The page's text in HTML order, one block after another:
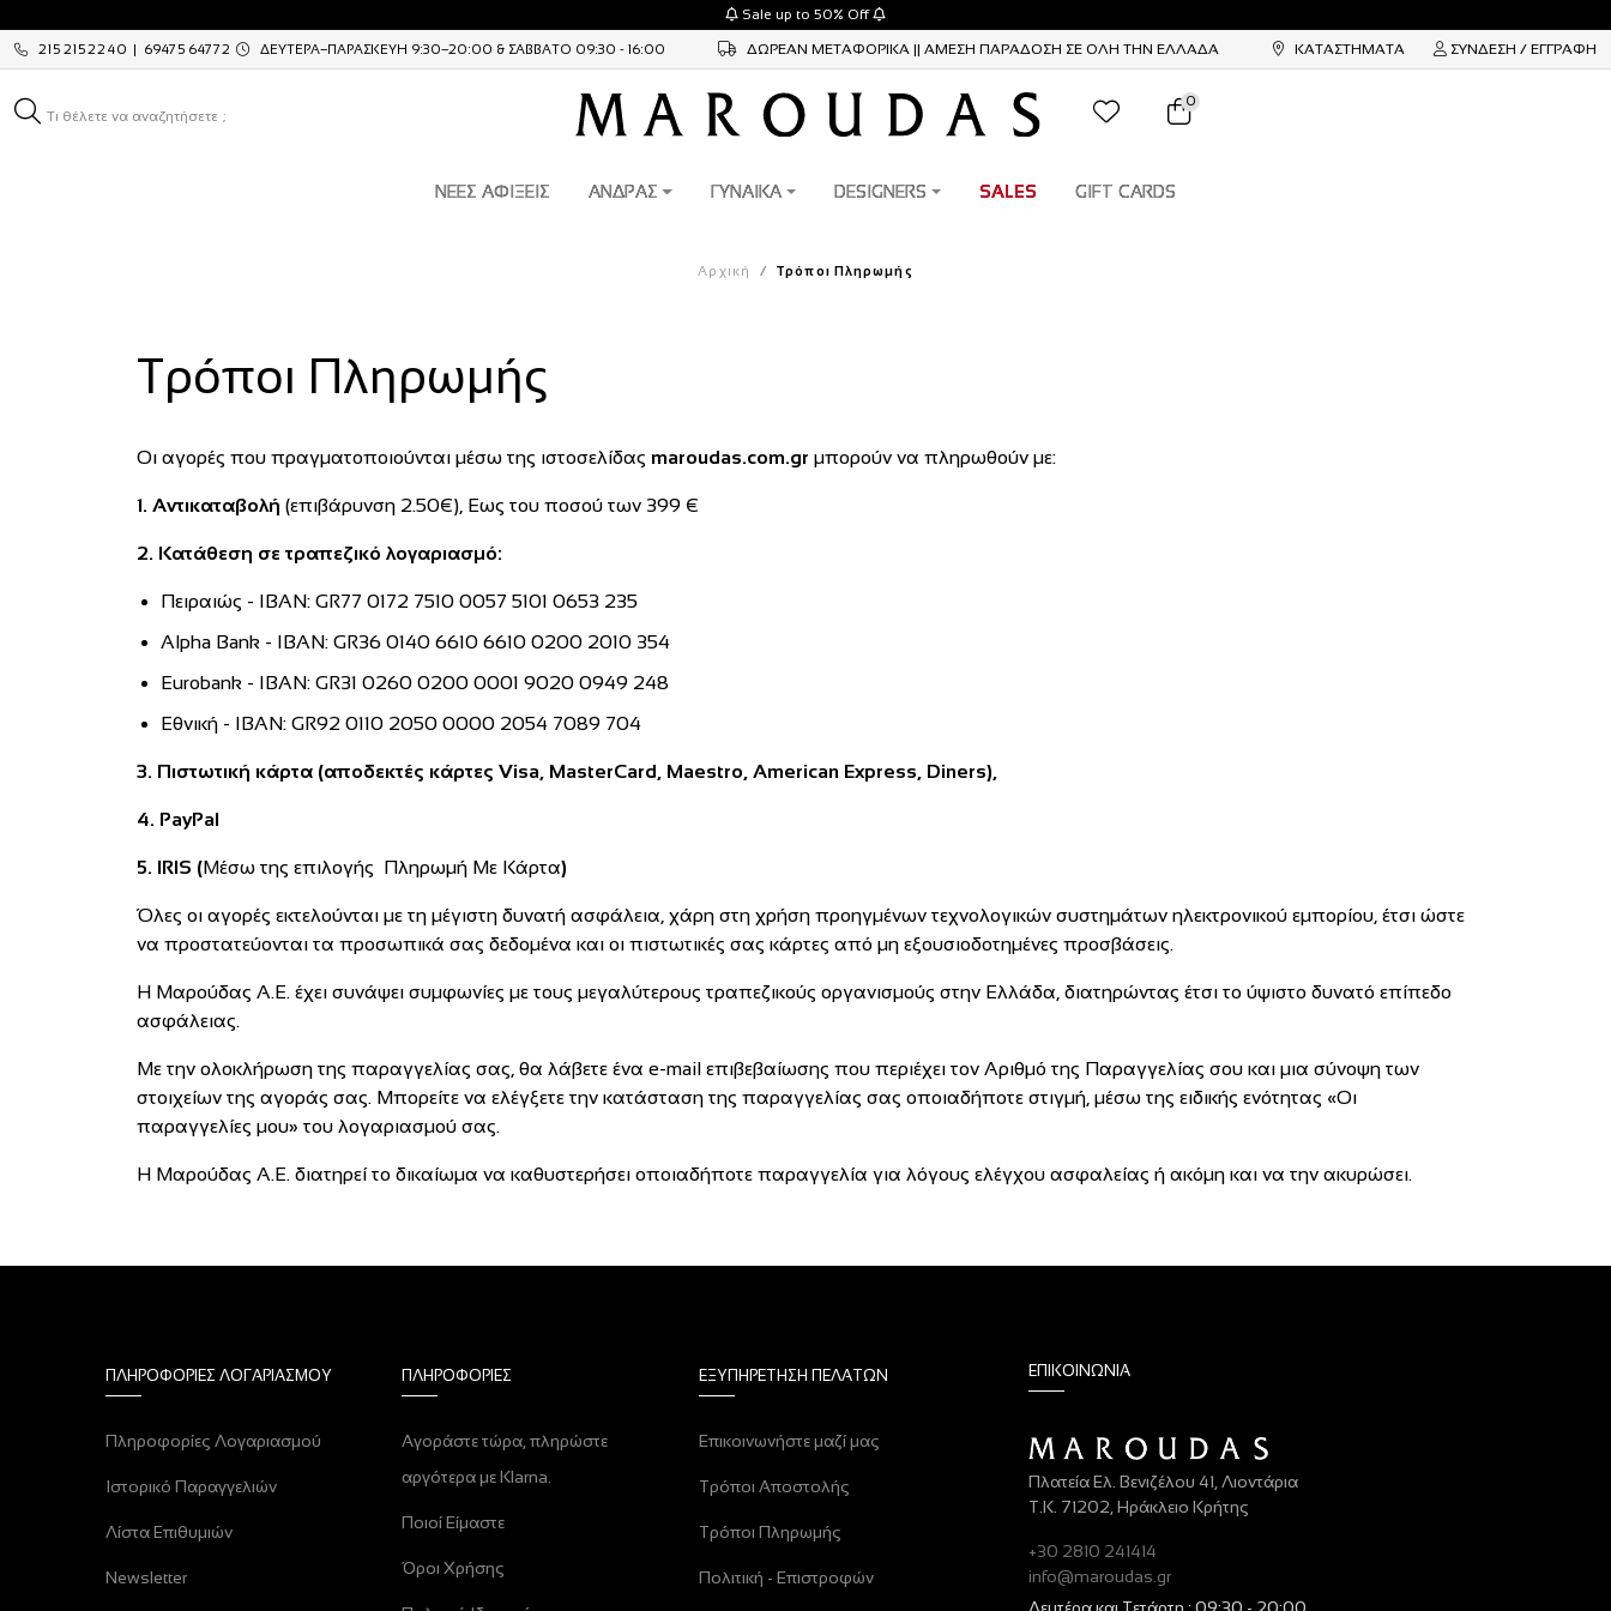
Sale up to 50% Off
2152152240 | 6947564772 ΔΕΥΤΕΡΑ–ΠΑΡΑΣΚΕΥΗ 9:30–20:00 & ΣΑΒΒΑΤΟ 09:30 - 16:00 ΔΩΡΕAΝ ΜΕΤΑΦΟΡΙΚA || ΑΜΕΣΗ ΠΑΡΑΔΟΣΗ ΣΕ ΟΛΗ ΤΗΝ ΕΛΛΑΔΑ ΚΑΤΑΣΤΗΜΑΤΑ ΣΥΝΔΕΣΗ / ΕΓΓΡΑΦΗ
Τι θέλετε να αναζητήσετε ;
0
ΝΕΕΣ ΑΦΙΞΕΙΣ ΑΝΔΡΑΣ ΓΥΝΑΙΚΑ DESIGNERS SALES GIFT CARDS
Αρχική Τρόποι Πληρωμής
Τρόποι Πληρωμής
Οι αγορές που πραγματοποιούνται μέσω της ιστοσελίδας maroudas.com.gr μπορούν να πληρωθούν με:
1. Αντικαταβολή (επιβάρυνση 2.50€), Εως του ποσού των 399 €
2. Κατάθεση σε τραπεζικό λογαριασμό:
Πειραιώς - IBAN: GR77 0172 7510 0057 5101 0653 235
Alpha Bank - IBAN: GR36 0140 6610 6610 0200 2010 354
Eurobank - IBAN: GR31 0260 0200 0001 9020 0949 248
Εθνική - IBAN: GR92 0110 2050 0000 2054 7089 704
3. Πιστωτική κάρτα (αποδεκτές κάρτες Visa, MasterCard, Maestro, American Express, Diners),
4. PayPal
5. IRIS (Μέσω της επιλογής Πληρωμή Με Κάρτα)
Όλες οι αγορές εκτελούνται με τη μέγιστη δυνατή ασφάλεια, χάρη στη χρήση προηγμένων τεχνολογικών συστημάτων ηλεκτρονικού εμπορίου, έτσι ώστε
να προστατεύονται τα προσωπικά σας δεδομένα και οι πιστωτικές σας κάρτες από μη εξουσιοδοτημένες προσβάσεις.
Η Μαρούδας Α.Ε. έχει συνάψει συμφωνίες με τους μεγαλύτερους τραπεζικούς οργανισμούς στην Ελλάδα, διατηρώντας έτσι το ύψιστο δυνατό επίπεδο
ασφάλειας.
Με την ολοκλήρωση της παραγγελίας σας, θα λάβετε ένα e-mail επιβεβαίωσης που περιέχει τον Αριθμό της Παραγγελίας σου και μια σύνοψη των
στοιχείων της αγοράς σας. Μπορείτε να ελέγξετε την κατάσταση της παραγγελίας σας οποιαδήποτε στιγμή, μέσω της ειδικής ενότητας «Οι
παραγγελίες μου» του λογαριασμού σας.
Η Μαρούδας Α.Ε. διατηρεί το δικαίωμα να καθυστερήσει οποιαδήποτε παραγγελία για λόγους ελέγχου ασφαλείας ή ακόμη και να την ακυρώσει.
ΠΛΗΡΟΦΟΡΊΕΣ ΛΟΓΑΡΙΑΣΜΟΎ
Πληροφορίες Λογαριασμού
Ιστορικό Παραγγελιών
Λίστα Επιθυμιών
Newsletter
ΠΛΗΡΟΦΟΡΊΕΣ
Αγοράστε τώρα, πληρώστε
αργότερα με Klarna.
Ποιοί Είμαστε
Όροι Χρήσης
ΕΞΥΠΗΡΈΤΗΣΗ ΠΕΛΑΤΏΝ
Επικοινωνήστε μαζί μας
Τρόποι Αποστολής
Τρόποι Πληρωμής
Πολιτική - Επιστροφών
ΕΠΙΚΟΙΝΩΝΙΑ
Πλατεία Ελ. Βενιζέλου 41, Λιοντάρια
T.K. 71202, Ηράκλειο Κρήτης
+30 2810 241414
info@maroudas.gr